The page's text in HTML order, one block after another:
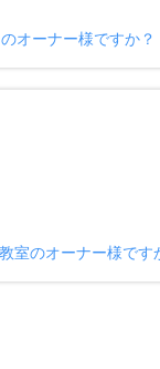
オーナー様ですか？
室のオーナー様です